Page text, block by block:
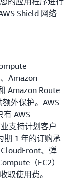
Shield 网络
Amazon
Amazon Route
外保护。AWS
有 AWS
支持计划客户
期 1 年的订购承
、弹
（EC2）
取使用费。